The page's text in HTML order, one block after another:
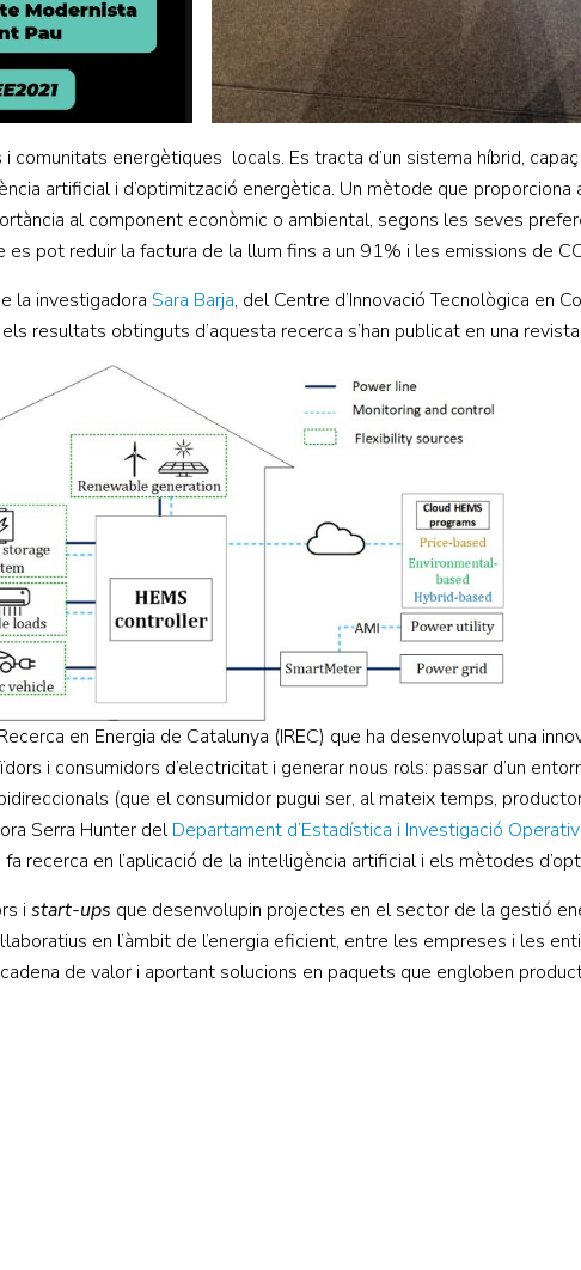
energètiques locals. Es tracta d’un sistema híbrid,
artificial i d’optimització energètica. Un mètode que
al component econòmic o ambiental, segons les seves
es pot reduir la factura de la llum fins a un 91% i les emissions de
la investigadora Sara Barja, del Centre d’Innovació Tecnològica en
resultats obtinguts d’aquesta recerca s’han publicat en una
en Energia de Catalunya (IREC) que ha desenvolupat una
i consumidors d’electricitat i generar nous rols: passar d’un
(que el consumidor pugui ser, al mateix temps,
Serra Hunter delDepartament d’Estadística i Investigació
fa recerca en l’aplicació de la intel·ligència artificial i els mètodes
i start-ups que desenvolupin projectes en el sector de la gestió
en l’àmbit de l’energia eficient, entre les empreses i les
de valor i aportant solucions en paquets que engloben